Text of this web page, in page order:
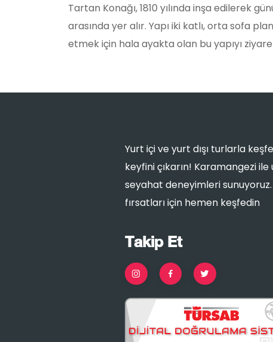
Tartan Konağı, 1810 yılında inşa edilerek
arasında yer alır. Yapı iki katlı, orta sofa
etmek için hala ayakta olan bu yapıyı
Yurt içi ve yurt dışı turlarla
keyfini çıkarın! Karamangezi
seyahat deneyimleri
fırsatları için hemen keşfedin
Takip Et